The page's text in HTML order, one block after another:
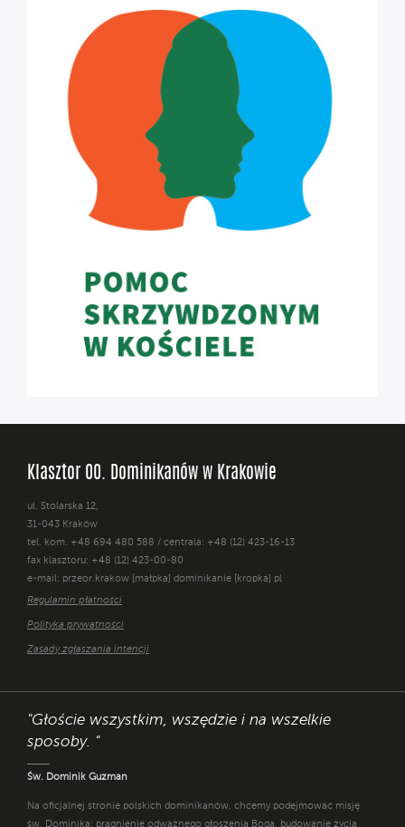
Klasztor OO. Dominikanów w Krakowie
ul. Stolarska 12,
31-043 Kraków
tel. kom. +48 694 480 588 / centrala: +48 (12) 423-16-13
fax klasztoru: +48 (12) 423-00-80
e-mail: przeor.krakow [małpka] dominikanie [kropka] pl
Regulamin płatności
Polityka prywatności
Zasady zgłaszania intencji
"Głoście wszystkim, wszędzie i na wszelkie
sposoby. "
Św. Dominik Guzman
Na oficjalnej stronie polskich dominikanów, chcemy podejmować misję
św. Dominika: pragnienie odważnego głoszenia Boga, budowanie życia